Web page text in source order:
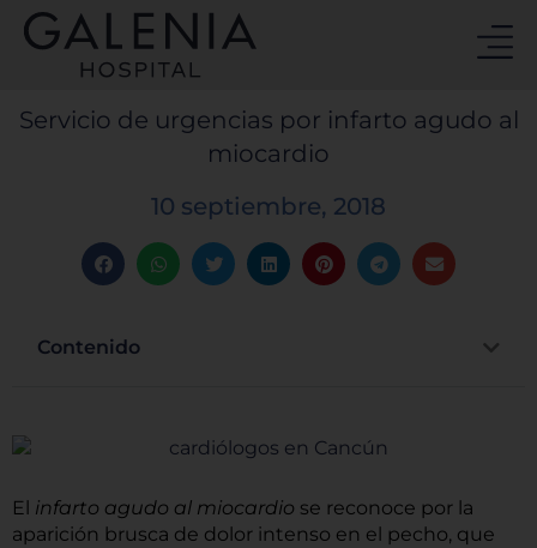
contenido
Servicio de urgencias por infarto agudo al
miocardio
10 septiembre, 2018
Contenido
El infarto agudo al miocardio se reconoce por la
aparición brusca de dolor intenso en el pecho, que